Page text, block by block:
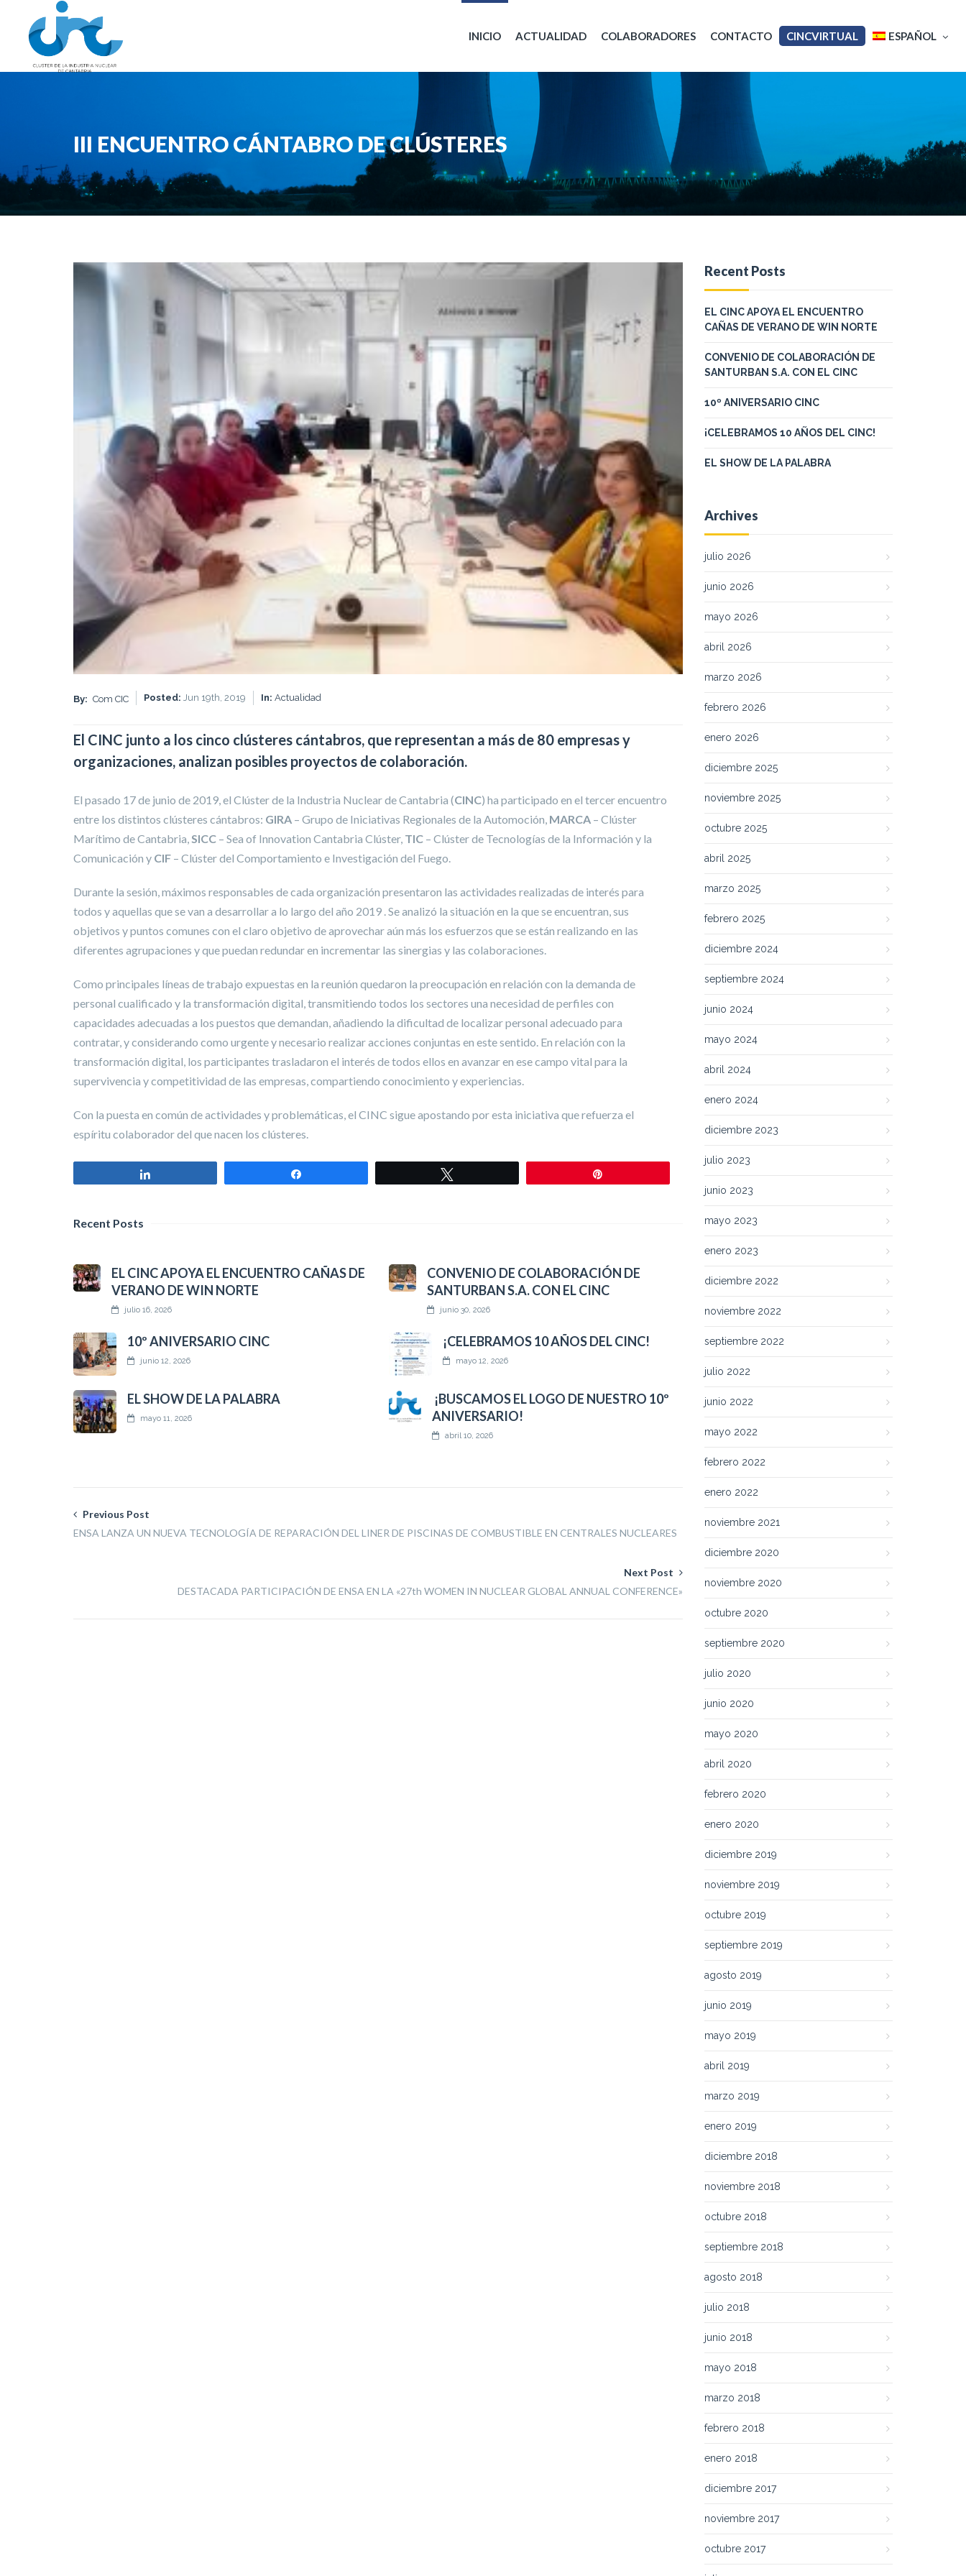
INICIO ACTUALIDAD COLABORADORES CONTACTO CINCVIRTUAL ESPAÑOL
Français
III ENCUENTRO CÁNTABRO DE CLÚSTERES
By: Com CIC Posted: Jun 19th, 2019 In: Actualidad
El CINC junto a los cinco clústeres cántabros, que representan a más de 80 empresas y
organizaciones, analizan posibles proyectos de colaboración.
El pasado 17 de junio de 2019, el Clúster de la Industria Nuclear de Cantabria (CINC) ha participado en el tercer encuentro
entre los distintos clústeres cántabros: GIRA – Grupo de Iniciativas Regionales de la Automoción, MARCA – Clúster
Marítimo de Cantabria,SICC – Sea of Innovation Cantabria Clúster, TIC – Clúster de Tecnologías de la Información y la
Comunicación y CIF – Clúster del Comportamiento e Investigación del Fuego.
Durante la sesión, máximos responsables de cada organización presentaron las actividades realizadas de interés para
todos y aquellas que se van a desarrollar a lo largo del año 2019 . Se analizó la situación en la que se encuentran, sus
objetivos y puntos comunes con el claro objetivo de aprovechar aún más los esfuerzos que se están realizando en las
diferentes agrupaciones y que puedan redundar en incrementar las sinergias y las colaboraciones.
Como principales líneas de trabajo expuestas en la reunión quedaron la preocupación en relación con la demanda de
personal cualificado y la transformación digital, transmitiendo todos los sectores una necesidad de perfiles con
capacidades adecuadas a los puestos que demandan, añadiendo la dificultad de localizar personal adecuado para
contratar, y considerando como urgente y necesario realizar acciones conjuntas en este sentido. En relación con la
transformación digital, los participantes trasladaron el interés de todos ellos en avanzar en ese campo vital para la
supervivencia y competitividad de las empresas, compartiendo conocimiento y experiencias.
Con la puesta en común de actividades y problemáticas, el CINC sigue apostando por esta iniciativa que refuerza el
espíritu colaborador del que nacen los clústeres.
Recent Posts
EL CINC APOYA EL ENCUENTRO CAÑAS DE
VERANO DE WIN NORTE
julio 16, 2026
CONVENIO DE COLABORACIÓN DE
SANTURBAN S.A. CON EL CINC
junio 30, 2026
10º ANIVERSARIO CINC
junio 12, 2026
¡CELEBRAMOS 10 AÑOS DEL CINC!
mayo 12, 2026
EL SHOW DE LA PALABRA
mayo 11, 2026
¡BUSCAMOS EL LOGO DE NUESTRO 10º
ANIVERSARIO!
abril 10, 2026
Previous Post
ENSA LANZA UN NUEVA TECNOLOGÍA DE REPARACIÓN DEL LINER DE PISCINAS DE COMBUSTIBLE EN CENTRALES NUCLEARES
Next Post
DESTACADA PARTICIPACIÓN DE ENSA EN LA «27th WOMEN IN NUCLEAR GLOBAL ANNUAL CONFERENCE»
Recent Posts
EL CINC APOYA EL ENCUENTRO
CAÑAS DE VERANO DE WIN NORTE
CONVENIO DE COLABORACIÓN DE
SANTURBAN S.A. CON EL CINC
10º ANIVERSARIO CINC
¡CELEBRAMOS 10 AÑOS DEL CINC!
EL SHOW DE LA PALABRA
Archives
julio 2026
junio 2026
mayo 2026
abril 2026
marzo 2026
febrero 2026
enero 2026
diciembre 2025
noviembre 2025
octubre 2025
abril 2025
marzo 2025
febrero 2025
diciembre 2024
septiembre 2024
junio 2024
mayo 2024
abril 2024
enero 2024
diciembre 2023
julio 2023
junio 2023
mayo 2023
enero 2023
diciembre 2022
noviembre 2022
septiembre 2022
julio 2022
junio 2022
mayo 2022
febrero 2022
enero 2022
noviembre 2021
diciembre 2020
noviembre 2020
octubre 2020
septiembre 2020
julio 2020
junio 2020
mayo 2020
abril 2020
febrero 2020
enero 2020
diciembre 2019
noviembre 2019
octubre 2019
septiembre 2019
agosto 2019
junio 2019
mayo 2019
abril 2019
marzo 2019
enero 2019
diciembre 2018
noviembre 2018
octubre 2018
septiembre 2018
agosto 2018
julio 2018
junio 2018
mayo 2018
marzo 2018
febrero 2018
enero 2018
diciembre 2017
noviembre 2017
octubre 2017